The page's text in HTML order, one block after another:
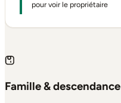
pour voir le propriétaire
Famille & descendance